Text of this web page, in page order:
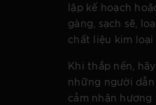
lập kế hoạch
gàng, sạch sẽ,
chất liệu kim
Khi thắp nến,
những người
cảm nhận